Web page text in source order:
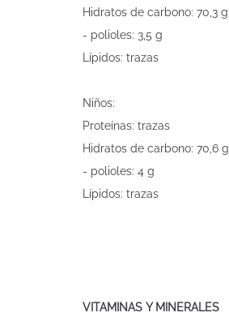
Hidratos de carbono: 70,3 g
- polioles: 3,5 g
Lípidos: trazas
Niños:
Proteínas: trazas
Hidratos de carbono: 70,6 g
- polioles: 4 g
Lípidos: trazas
VITAMINAS Y MINERALES